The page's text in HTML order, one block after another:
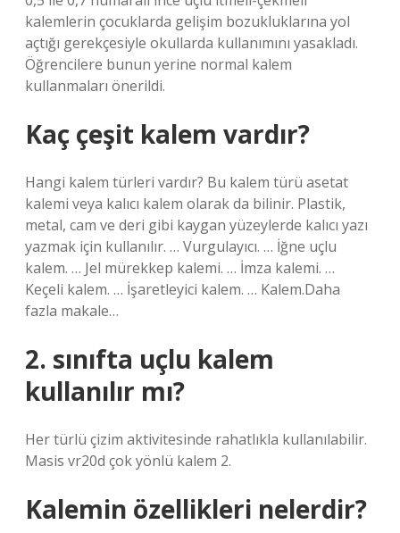
kalemlerin çocuklarda gelişim bozukluklarına yol
açtığı gerekçesiyle okullarda kullanımını yasakladı.
Öğrencilere bunun yerine normal kalem
kullanmaları önerildi.
Kaç çeşit kalem vardır?
Hangi kalem türleri vardır? Bu kalem türü asetat
kalemi veya kalıcı kalem olarak da bilinir. Plastik,
metal, cam ve deri gibi kaygan yüzeylerde kalıcı yazı
yazmak için kullanılır. … Vurgulayıcı. … İğne uçlu
kalem. … Jel mürekkep kalemi. … İmza kalemi. …
Keçeli kalem. … İşaretleyici kalem. … Kalem.Daha
fazla makale…
2. sınıfta uçlu kalem
kullanılır mı?
Her türlü çizim aktivitesinde rahatlıkla kullanılabilir.
Masis vr20d çok yönlü kalem 2.
Kalemin özellikleri nelerdir?